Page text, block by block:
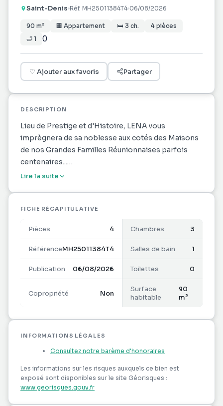
Saint-Denis Réf. MH25011384T4 06/08/2026
90 m² 🏢 Appartement 🛏 3 ch. 4 pièces
🛁 1 0
♡ Ajouter aux favoris Partager
DESCRIPTION
Lieu de Prestige et d'Histoire, LENA vous
imprègnera de sa noblesse aux cotés des Maisons
de nos Grandes Familles Réunionnaises parfois
centenaires...
Approuvé par les Architectes des Bâtiments de
de modernité.
Ici l'un de nos promoteurs partenaire promet de
nous ravir par cet ensemble de très haut standing...
Étant habitué par ses réalisations visant le « beau »
dans toute sa rigueur, nous imaginons que LENA
sera d'un point de vue artistique ; « un chef d'oeuvre
».
Les Logements seront volumineux, lumineux et
traversant avec une orientation Nord ou Sud.
INVESTISSEURS : ACCOMPAGNEMENT GLOBAL :
VOTRE PARTENAIRE IMMOBILIER
Les informations sur les risques auxquels ce bien
est exposé sont disponibles sur le site
www.georisques.gouv.fr.
Lire la suite
FICHE RÉCAPITULATIVE
Pièces 4 Chambres 3
RéférenceMH25011384T4 Salles de bain 1
Publication 06/08/2026 Toilettes 0
Copropriété Non
Surface
habitable
90
m²
INFORMATIONS LÉGALES
Consultez notre barème d'honoraires
Les informations sur les risques auxquels ce bien est
exposé sont disponibles sur le site Géorisques :
www.georisques.gouv.fr